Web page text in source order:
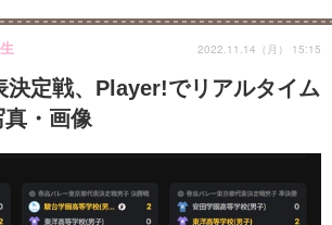
決定戦、Player!でリアルタイム
・画像
2022.11.14（月） 15:15